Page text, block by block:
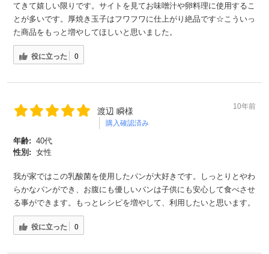
てきて嬉しい限りです。サイトを見てお味噌汁や卵料理に使用するこ
とが多いです。厚焼き玉子はフワフワに仕上がり絶品です☆こういっ
た商品をもっと増やしてほしいと思いました。
役に立った 0
渡辺 瞬様
購入確認済み
10年前
年齢: 40代
性別: 女性
我が家ではこの乳酸菌を使用したパンが大好きです。しっとりとやわ
らかなパンができ、お腹にも優しいパンは子供にも安心して食べさせ
る事ができます。もっとレシピを増やして、利用したいと思います。
役に立った 0